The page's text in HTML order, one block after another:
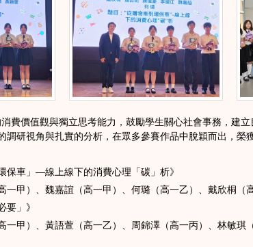
費價值觀與獨立思考能力，鼓勵學生關心社會事務，建
調研視角與扎實的分析，在眾多參賽作品中脫穎而出，榮
保車」—線上線下的消費心理「碳」析》
一甲）、魏嘉誼（高一甲）、何璐（高一乙）、戴欣桐（
」》
一甲）、黃語萱（高一乙）、周錦澤（高一丙）、林敏琪